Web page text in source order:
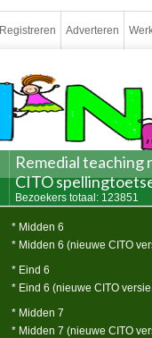
Registreren Adverteren
Remedial teaching
CITO
Bezoekers totaal: 123851
* Midden 6
* Midden 6 (nieuwe CITO
* Eind 6
* Eind 6 (nieuwe CITO
* Midden 7
* Midden 7 (nieuwe CITO